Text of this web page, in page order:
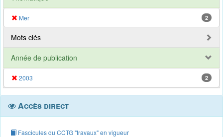
Mer 2
Mots clés
Année de publication
2003 2
Accès direct
Fascicules du CCTG "travaux" en vigueur